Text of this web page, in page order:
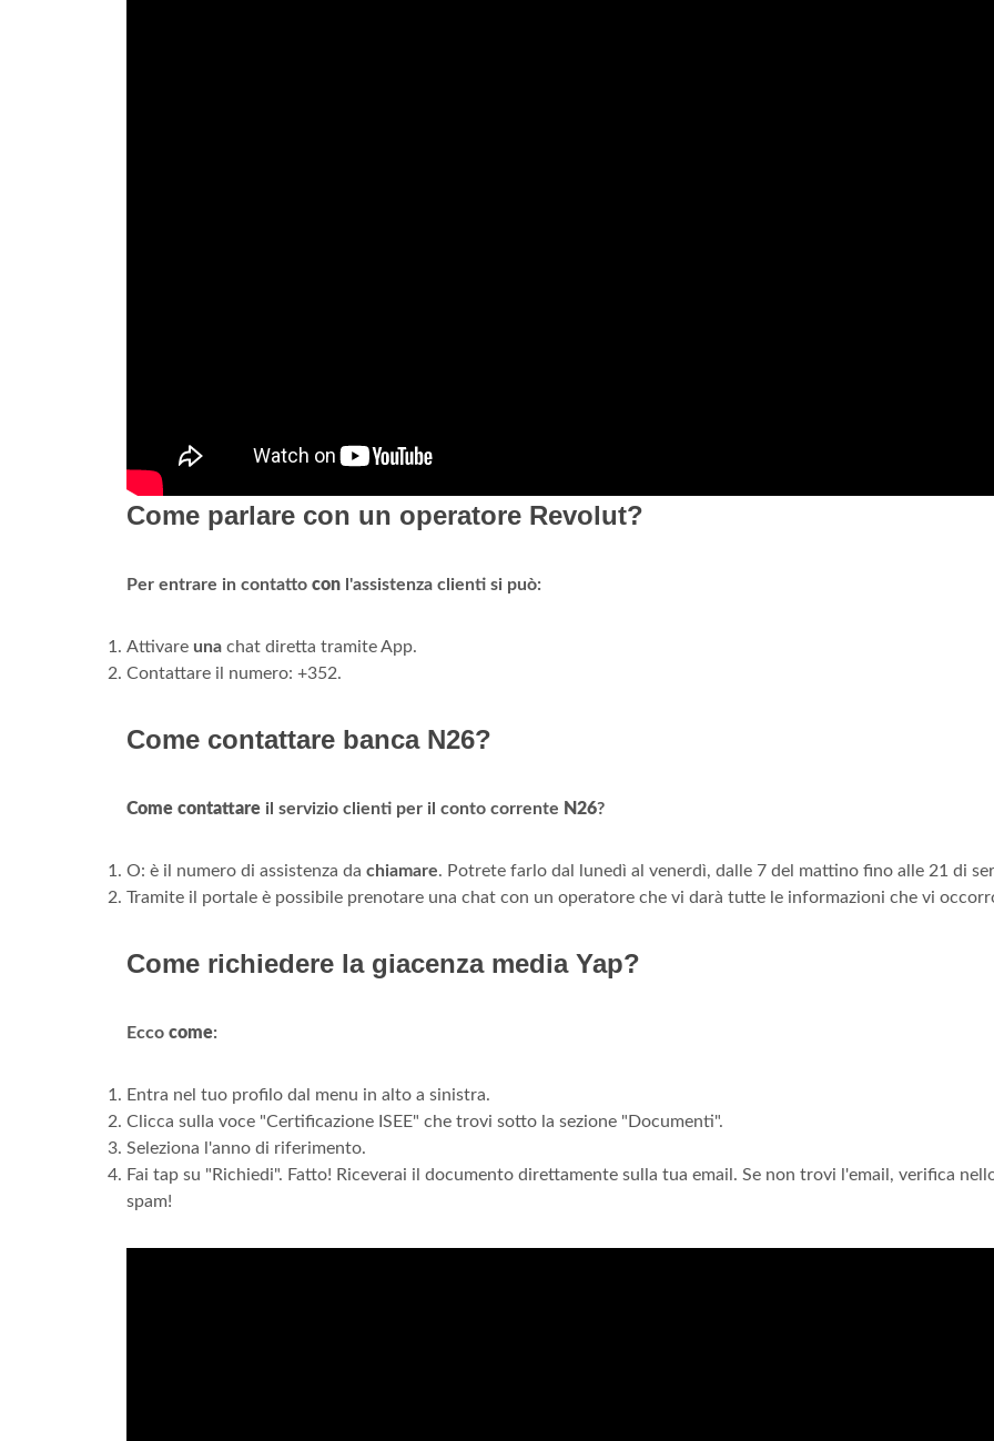
Come parlare con un operatore Revolut?
Per entrare in contatto con l'assistenza clienti si può:
Attivare una chat diretta tramite App.
Contattare il numero: +352.
Come contattare banca N26?
Come contattare il servizio clienti per il conto corrente N26?
O: è il numero di assistenza da chiamare. Potrete farlo dal lunedì al venerdì, dalle 7 del mattino fino alle 21 di
Tramite il portale è possibile prenotare una chat con un operatore che vi darà tutte le informazioni che vi
Come richiedere la giacenza media Yap?
Ecco come:
Entra nel tuo profilo dal menu in alto a sinistra.
Clicca sulla voce "Certificazione ISEE" che trovi sotto la sezione "Documenti".
Seleziona l'anno di riferimento.
Fai tap su "Richiedi". Fatto! Riceverai il documento direttamente sulla tua email. Se non trovi l'email, verifica
spam!